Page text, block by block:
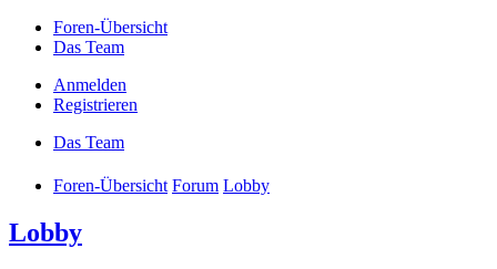
Foren-Übersicht
Das Team
Anmelden
Registrieren
Das Team
Foren-Übersicht Forum Lobby
Lobby